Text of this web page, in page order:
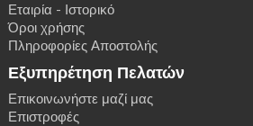
Εταιρία - Ιστορικό
Όροι χρήσης
Πληροφορίες Αποστολής
Εξυπηρέτηση Πελατών
Επικοινωνήστε μαζί μας
Επιστροφές